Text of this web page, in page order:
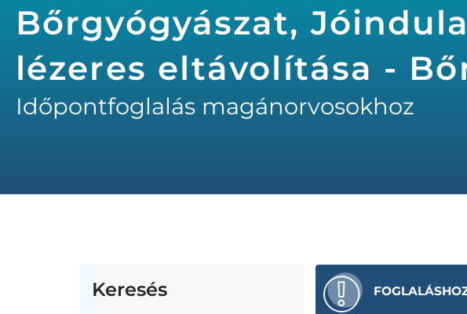
Bőrgyógyászat,
lézeres eltávolítása -
Időpontfoglalás magánorvosokhoz
Keresés